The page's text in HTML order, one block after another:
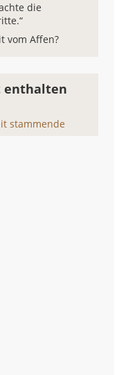
die
vom Affen?
enthalten
stammende